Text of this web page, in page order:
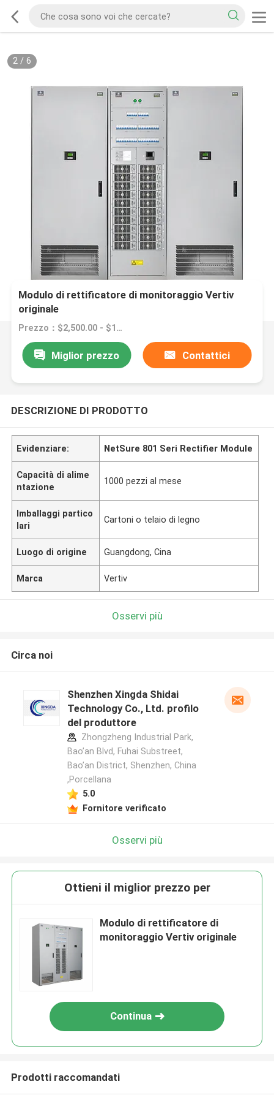
2/ 6
Modulo di rettificatore di monitoraggio Vertiv
originale
Prezzo：$2,500.00 - $15,000.00/sets
Miglior prezzo Contattici
DESCRIZIONE DI PRODOTTO
Evidenziare: NetSure 801 Seri Rectifier Module
Capacità di alime
ntazione
1000 pezzi al mese
Imballaggi partico
lari
Cartoni o telaio di legno
Luogo di origine Guangdong, Cina
Marca Vertiv
Osservi più
Circa noi
Shenzhen Xingda Shidai
Technology Co., Ltd. profilo
del produttore
Zhongzheng Industrial Park,
Bao’an Blvd, Fuhai Substreet,
Bao’an District, Shenzhen, China
,Porcellana
5.0
Fornitore verificato
Osservi più
Ottieni il miglior prezzo per
Modulo di rettificatore di
monitoraggio Vertiv originale
Continua
Prodotti raccomandati